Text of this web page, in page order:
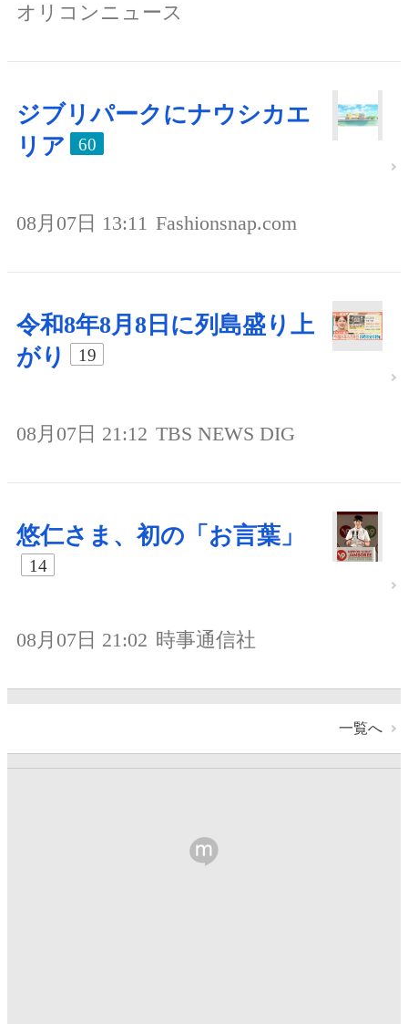
オリコンニュース
ジブリパークにナウシカエ
リア
60
08月07日 13:11 Fashionsnap.com
令和8年8月8日に列島盛り上
がり
19
08月07日 21:12 TBS NEWS DIG
悠仁さま、初の「お言葉」
14
08月07日 21:02 時事通信社
一覧へ